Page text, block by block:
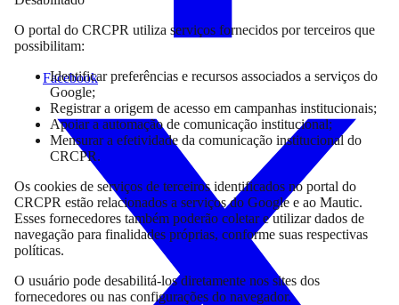
Facebook
O portal do CRCPR utiliza serviços fornecidos por terceiros que
possibilitam:
Identificar preferências e recursos associados a serviços do
Google;
Registrar a origem de acesso em campanhas institucionais;
Apoiar a automação de comunicação institucional;
Mensurar a efetividade da comunicação institucional do
CRCPR.
Os cookies de serviços de terceiros identificados no portal do
CRCPR estão relacionados a serviços do Google e ao Mautic.
Esses fornecedores também poderão coletar e utilizar dados de
navegação para finalidades próprias, conforme suas respectivas
políticas.
O usuário pode desabilitá-los diretamente nos sites dos
fornecedores ou nas configurações do navegador.